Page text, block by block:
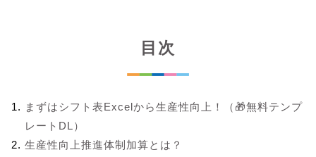
目次
まずはシフト表Excelから生産性向上！（🎁無料テンプ
レートDL）
生産性向上推進体制加算とは？